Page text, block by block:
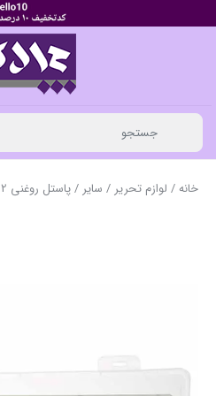
خانه/ لوازم تحریر / سایر / پاستل روغنی 12 رنگ پنتر